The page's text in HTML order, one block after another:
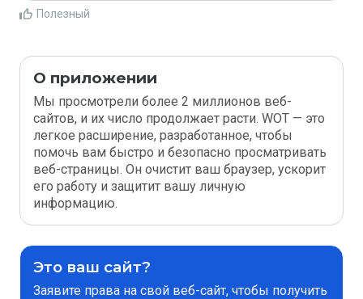
Полезный
О приложении
Мы просмотрели более 2 миллионов веб-
сайтов, и их число продолжает расти. WOT — это
легкое расширение, разработанное, чтобы
помочь вам быстро и безопасно просматривать
веб-страницы. Он очистит ваш браузер, ускорит
его работу и защитит вашу личную
информацию.
Это ваш сайт?
Заявите права на свой веб-сайт, чтобы получить